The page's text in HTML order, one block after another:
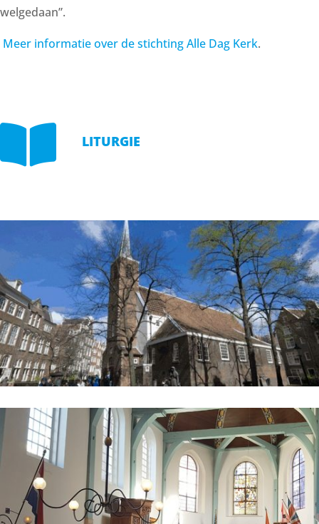
welgedaan”.
Meer informatie over de stichting Alle Dag Kerk.
 LITURGIE